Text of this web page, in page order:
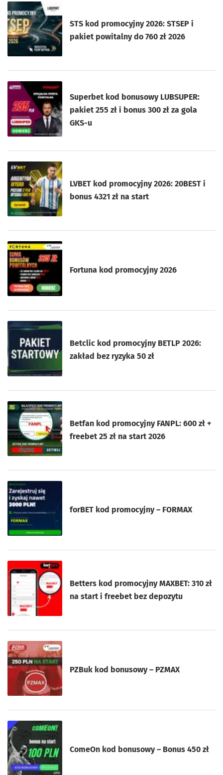
STS kod promocyjny 2026: STSEP i
pakiet powitalny do 760 zł 2026
Superbet kod bonusowy LUBSUPER:
pakiet 255 zł i bonus 300 zł za gola
GKS-u
LVBET kod promocyjny 2026: 20BEST i
bonus 4321 zł na start
Fortuna kod promocyjny 2026
Betclic kod promocyjny BETLP 2026:
zakład bez ryzyka 50 zł
Betfan kod promocyjny FANPL: 600 zł +
freebet 25 zł na start 2026
forBET kod promocyjny – FORMAX
Betters kod promocyjny MAXBET: 310 zł
na start i freebet bez depozytu
PZBuk kod bonusowy – PZMAX
ComeOn kod bonusowy – Bonus 450 zł